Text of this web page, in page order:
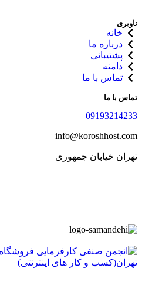
ناوبری
خانه
درباره ما
پشتیبانی
دامنه
تماس با ما
تماس با ما
09193214233
info@koroshhost.com
تهران خیابان جمهوری